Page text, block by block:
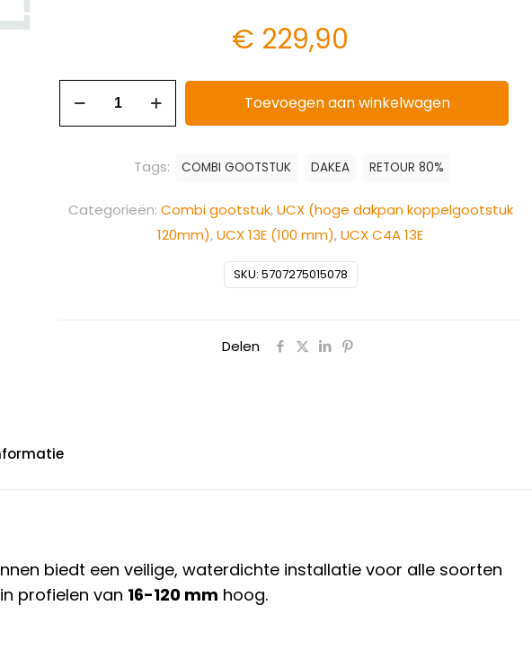
€ 229,90
Toevoegen aan winkelwagen
SKU: 5707275015078
Categorieën: Combi gootstuk,UCX (hoge dakpan koppelgootstuk
120mm),UCX 13E (100 mm),UCX C4A 13E
Tags: COMBI GOOTSTUK DAKEA RETOUR 80%
Delen
biedt een veilige, waterdichte installatie voor alle soorten
profielen van 16-120 mm hoog.